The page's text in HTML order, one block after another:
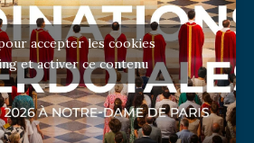
accepter les cookies
et activer ce contenu